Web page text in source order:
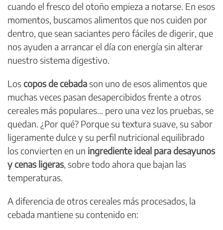
cuando el fresco del otoño empieza a notarse. En esos
momentos, buscamos alimentos que nos cuiden por
dentro, que sean saciantes pero fáciles de digerir, que
nos ayuden a arrancar el día con energía sin alterar
nuestro sistema digestivo.
Loscopos de cebada son uno de esos alimentos que
muchas veces pasan desapercibidos frente a otros
cereales más populares… pero una vez los pruebas, se
quedan. ¿Por qué? Porque su textura suave, su sabor
ligeramente dulce y su perfil nutricional equilibrado
los convierten en un ingrediente ideal para desayunos
y cenas ligeras, sobre todo ahora que bajan las
temperaturas.
A diferencia de otros cereales más procesados, la
cebada mantiene su contenido en: